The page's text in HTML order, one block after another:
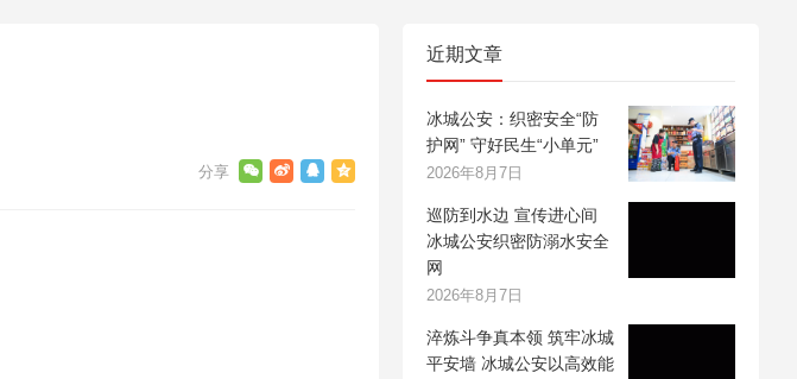
近期文章
冰城公安：织密安全“防
护网” 守好民生“小单元”
2026年8月7日
巡防到水边 宣传进心间
冰城公安织密防溺水安全
网
2026年8月7日
淬炼斗争真本领 筑牢冰城
平安墙 冰城公安以高效能